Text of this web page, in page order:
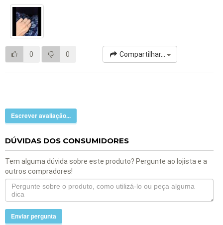
0 0 Compartilhar...
Escrever avaliação...
DÚVIDAS DOS CONSUMIDORES
Tem alguma dúvida sobre este produto? Pergunte ao lojista e a
outros compradores!
Enviar pergunta